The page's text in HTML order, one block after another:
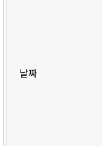
날짜